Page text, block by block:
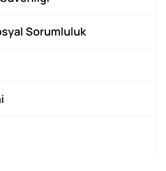
Sorumluluk